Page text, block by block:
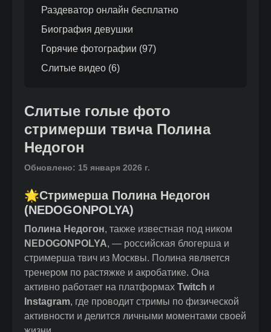
Раздеватор онлайн бесплатно
Биография девушки
Горячие фотографии (97)
Слитые видео (6)
Слитые голые фото
стримерши твича Полина
Недогон
Обновлено: 15 января 2026 г.
🌟Стримерша Полина Недогон
(NEDOGONPOLYA)
Полина Недогон, также известная под ником
NEDOGONPOLYA, — российская блогерша и
стримерша твич из Москвы. Полина является
тренером по растяжке и акробатике. Она
активно работает на платформах Twitch и
Instagram, где проводит стримы по физической
активности и делится личными моментами своей